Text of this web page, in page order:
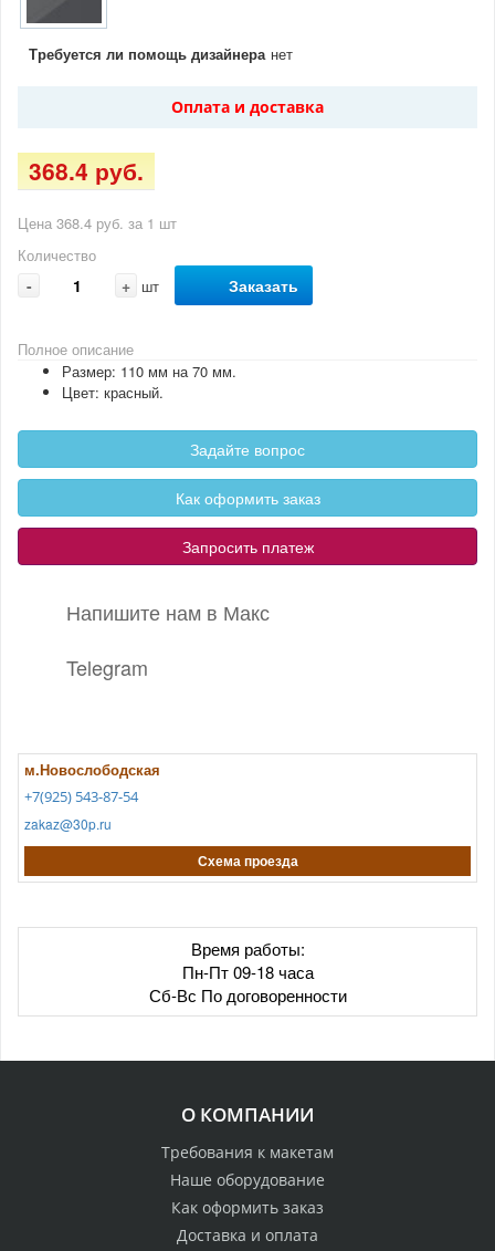
Требуется ли помощь дизайнера нет
Оплата и доставка
368.4 руб.
Цена 368.4 руб. за 1 шт
Количество
- + шт Заказать
Полное описание
Размер: 110 мм на 70 мм.
Цвет: красный.
Задайте вопрос
Как оформить заказ
Запросить платеж
Напишите нам в Макс
Telegram
м.Новослободская
+7(925) 543-87-54
zakaz@30p.ru
Схема проезда
Время работы:
Пн-Пт 09-18 часа
Сб-Вс По договоренности
О КОМПАНИИ
Требования к макетам
Наше оборудование
Как оформить заказ
Доставка и оплата